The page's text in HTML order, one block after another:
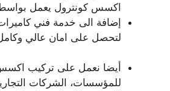
اكسس كونترول يعمل
إضافة الى خدمة فني
لتحصل على امان عالي
أيضا نعمل على تركيب
للمؤسسات، الشركات